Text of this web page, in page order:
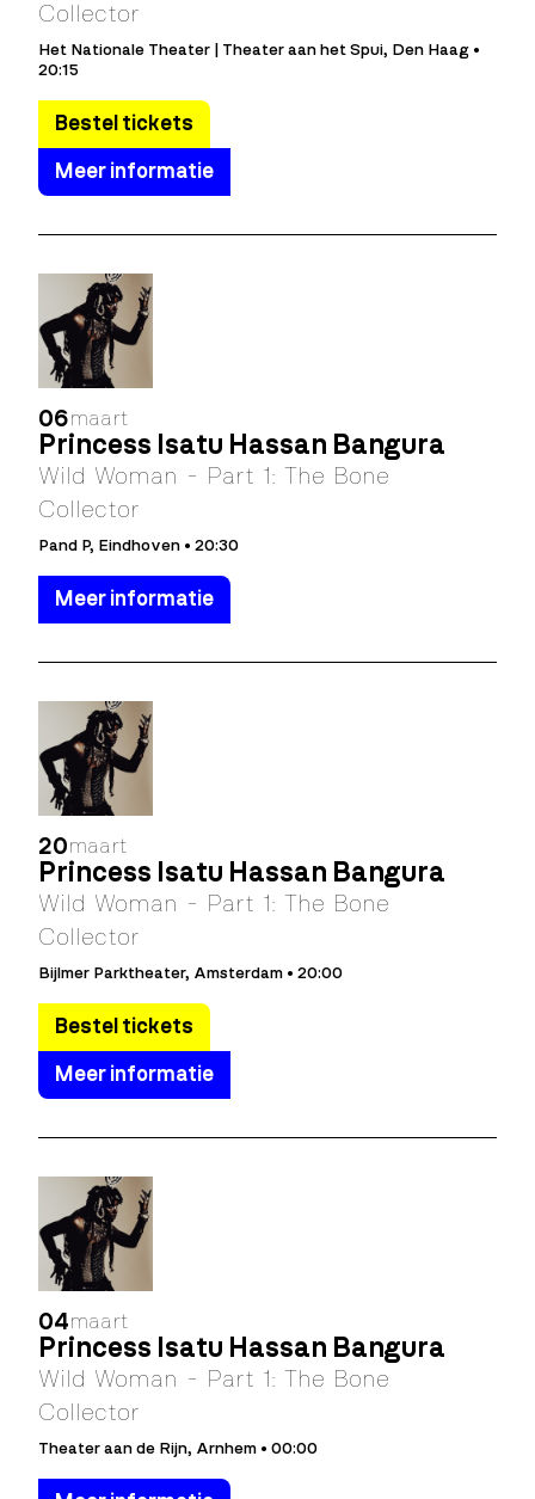
Collector
Het Nationale Theater | Theater aan het Spui, Den Haag •
20:15
Bestel tickets
Meer informatie
06maart
Princess Isatu Hassan Bangura
Wild Woman - Part 1: The Bone
Collector
Pand P, Eindhoven • 20:30
Meer informatie
20maart
Princess Isatu Hassan Bangura
Wild Woman - Part 1: The Bone
Collector
Bijlmer Parktheater, Amsterdam • 20:00
Bestel tickets
Meer informatie
04maart
Princess Isatu Hassan Bangura
Wild Woman - Part 1: The Bone
Collector
Theater aan de Rijn, Arnhem • 00:00